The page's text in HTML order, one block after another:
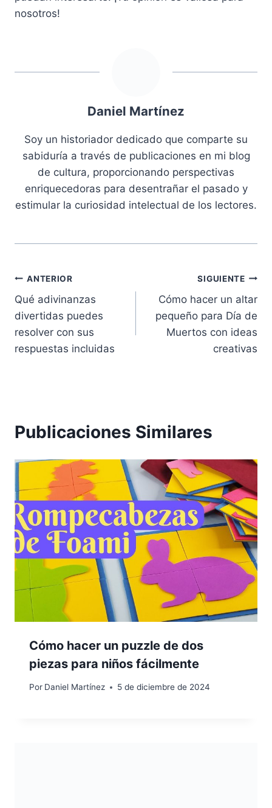
nosotros!
Daniel Martínez
Soy un historiador dedicado que comparte su
sabiduría a través de publicaciones en mi blog
de cultura, proporcionando perspectivas
enriquecedoras para desentrañar el pasado y
estimular la curiosidad intelectual de los lectores.
Navegación
de
entradas
ANTERIOR
Qué adivinanzas
divertidas puedes
resolver con sus
respuestas incluidas
SIGUIENTE
Cómo hacer un altar
pequeño para Día de
Muertos con ideas
creativas
Publicaciones Similares
Cómo hacer un puzzle de dos
piezas para niños fácilmente
Por Daniel Martínez 5 de diciembre de 2024